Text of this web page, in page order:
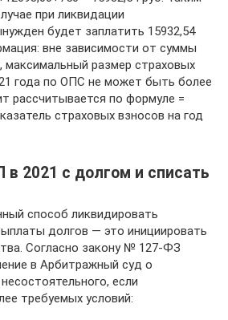
при ликвидации
будет заплатить 15932,54
вне зависимости от суммы
максимальный размер страховых
года по ОПС не может быть более
рассчитывается по формуле =
страховых взносов на год
в 2021 с долгом и списать
способ ликвидировать
долгов — это инициировать
Согласно закону № 127-ФЗ
в Арбитражный суд о
если
требуемых условий: